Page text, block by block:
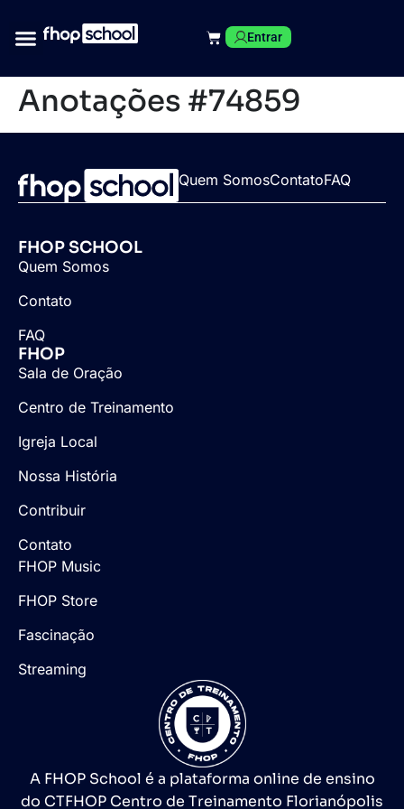
Entrar
Anotações #74859
Quem SomosContatoFAQ
FHOP SCHOOL
Quem Somos
Contato
FAQ
FHOP
Sala de Oração
Centro de Treinamento
Igreja Local
Nossa História
Contribuir
Contato
FHOP Music
FHOP Store
Fascinação
Streaming
A FHOP School é a plataforma online de ensino
do CTFHOP Centro de Treinamento Florianópolis